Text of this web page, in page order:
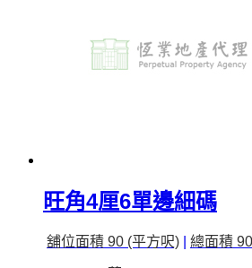
旺角4厘6單邊細碼
舖位面積 90 (平方呎) 總面積